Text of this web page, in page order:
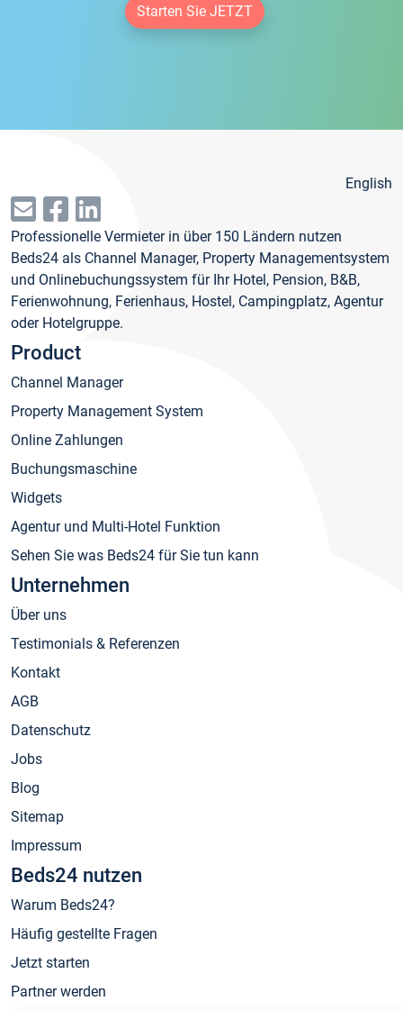
Starten Sie JETZT
English
Professionelle Vermieter in über 150 Ländern nutzen
Beds24 als Channel Manager, Property Managementsystem
und Onlinebuchungssystem für Ihr Hotel, Pension, B&B,
Ferienwohnung, Ferienhaus, Hostel, Campingplatz, Agentur
oder Hotelgruppe.
Product
Channel Manager
Property Management System
Online Zahlungen
Buchungsmaschine
Widgets
Agentur und Multi-Hotel Funktion
Sehen Sie was Beds24 für Sie tun kann
Unternehmen
Über uns
Testimonials & Referenzen
Kontakt
AGB
Datenschutz
Jobs
Blog
Sitemap
Impressum
Beds24 nutzen
Warum Beds24?
Häufig gestellte Fragen
Jetzt starten
Partner werden